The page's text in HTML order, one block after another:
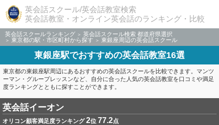
英会話スクール/英会話教室検索
英会話教室・オンライン英会話のランキング・比較
英会話スクールランキング
英会話スクール検索 都道府県選択
東京都の駅・市区町村から探す
東銀座周辺の英会話スクール
東銀座駅でおすすめの英会話教室16選
東京都の東銀座駅周辺にあるおすすめの英会話スクールを比較できます。マンツ
ーマン・グループレッスンなど、自分に合った人気の英会話教室を口コミや満足
度ランキングとともに探すことができます。
英会話イーオン
オリコン顧客満足度ランキング2位 77.2点